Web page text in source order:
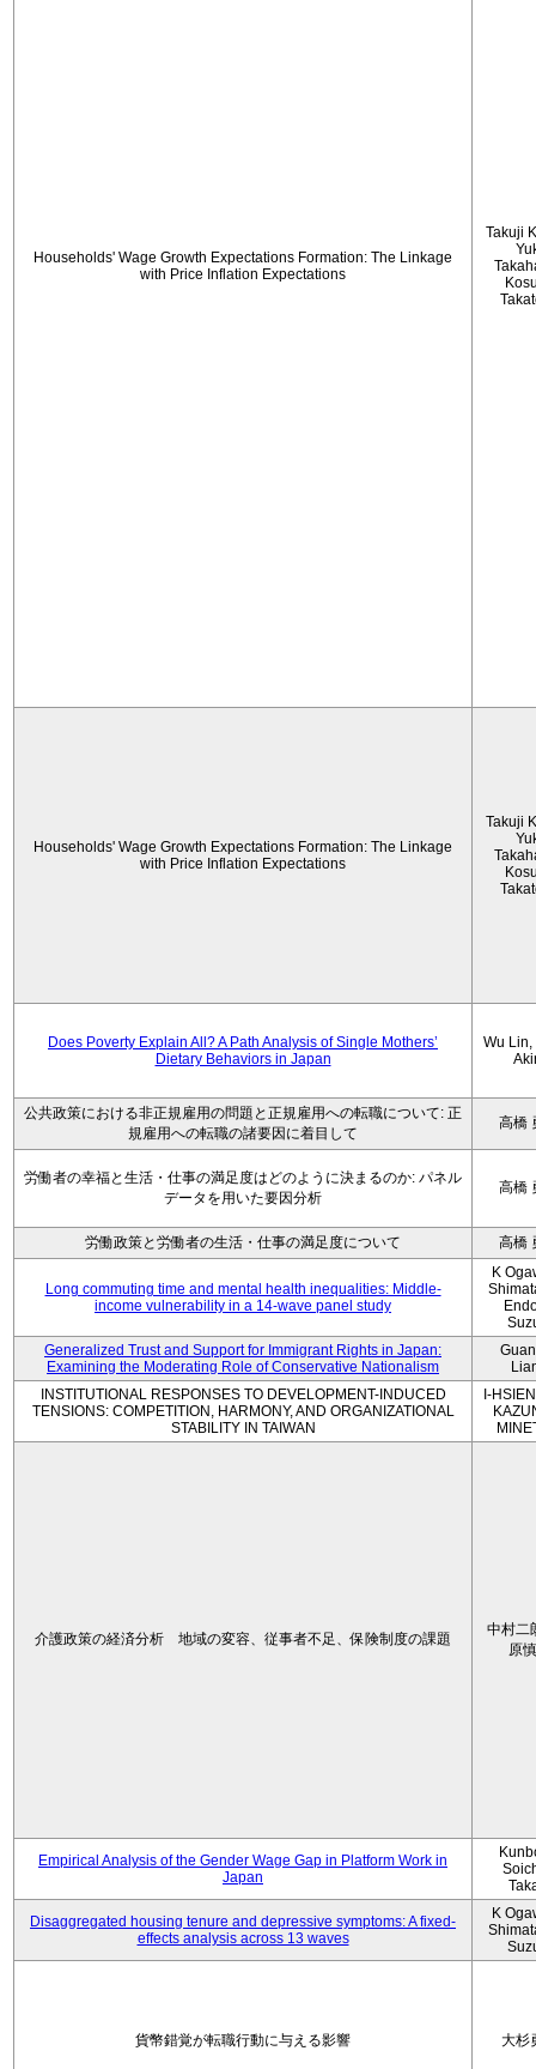
Households' Wage Growth Expectations Formation: The Linkage
with Price Inflation Expectations
Takuji
Households' Wage Growth Expectations Formation: The Linkage
with Price Inflation Expectations
Takuji
Does Poverty Explain All? A Path Analysis of Single Mothers’
Dietary Behaviors in Japan
Wu Lin,
公共政策における非正規雇用の問題と正規雇用への転職について: 正
規雇用への転職の諸要因に着目して
高橋
労働者の幸福と生活・仕事の満足度はどのように決まるのか: パネル
データを用いた要因分析
高橋
労働政策と労働者の生活・仕事の満足度について 高橋
Long commuting time and mental health inequalities: Middle-
income vulnerability in a 14-wave panel study
K
Generalized Trust and Support for Immigrant Rights in Japan:
Examining the Moderating Role of Conservative Nationalism
INSTITUTIONAL RESPONSES TO DEVELOPMENT-INDUCED
TENSIONS: COMPETITION, HARMONY, AND ORGANIZATIONAL
STABILITY IN TAIWAN
I-
介護政策の経済分析 地域の変容、従事者不足、保険制度の課題
中村二
原
Empirical Analysis of the Gender Wage Gap in Platform Work in
Japan
Disaggregated housing tenure and depressive symptoms: A fixed-
effects analysis across 13 waves
K
貨幣錯覚が転職行動に与える影響 大杉